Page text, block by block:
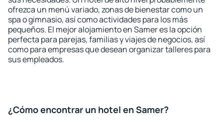
ofrezca un menú variado, zonas de bienestar como un
spa o gimnasio, así como actividades para los más
pequeños. El mejor alojamiento en Samer es la opción
perfecta para parejas, familias y viajes de negocios, así
como para empresas que desean organizar talleres para
sus empleados.
¿Cómo encontrar un hotel en Samer?